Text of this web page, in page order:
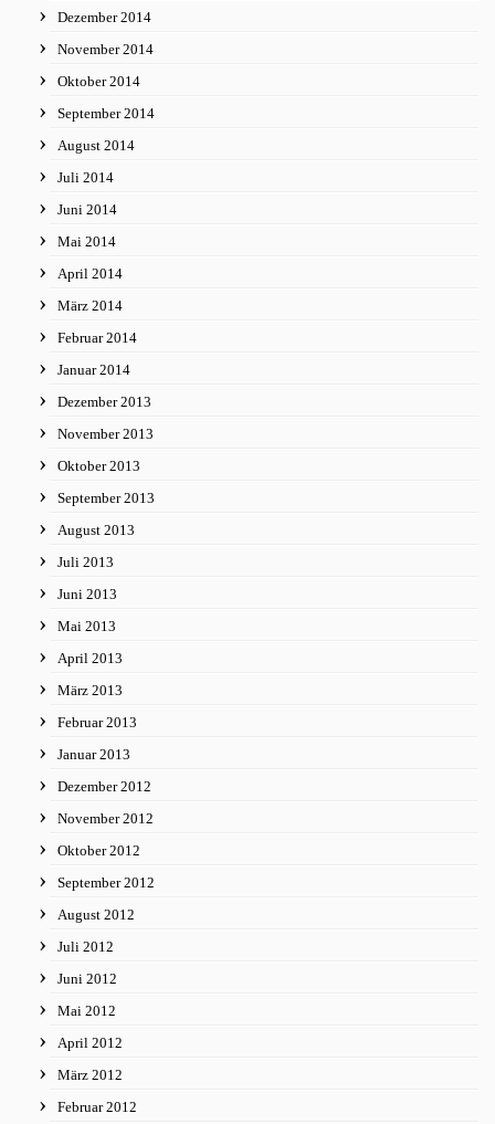
Dezember 2014
November 2014
Oktober 2014
September 2014
August 2014
Juli 2014
Juni 2014
Mai 2014
April 2014
März 2014
Februar 2014
Januar 2014
Dezember 2013
November 2013
Oktober 2013
September 2013
August 2013
Juli 2013
Juni 2013
Mai 2013
April 2013
März 2013
Februar 2013
Januar 2013
Dezember 2012
November 2012
Oktober 2012
September 2012
August 2012
Juli 2012
Juni 2012
Mai 2012
April 2012
März 2012
Februar 2012